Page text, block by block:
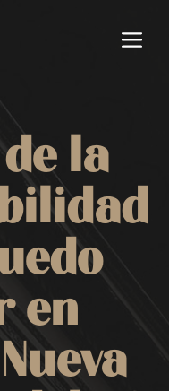
la
en